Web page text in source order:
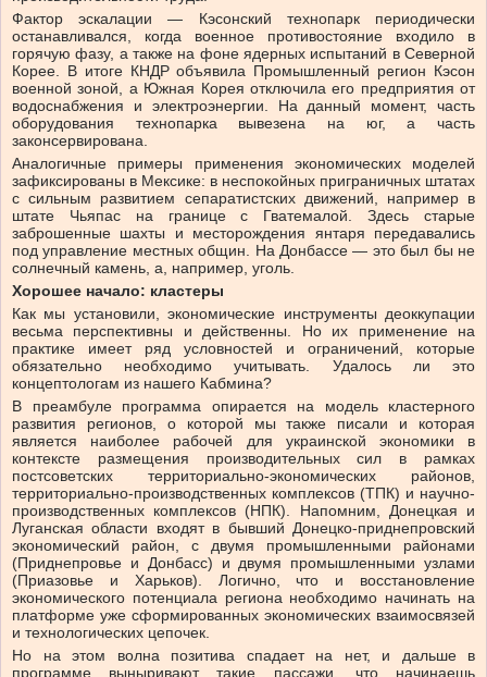
Фактор эскалации — Кэсонский технопарк периодически
останавливался, когда военное противостояние входило в
горячую фазу, а также на фоне ядерных испытаний в Северной
Корее. В итоге КНДР объявила Промышленный регион Кэсон
военной зоной, а Южная Корея отключила его предприятия от
водоснабжения и электроэнергии. На данный момент, часть
оборудования технопарка вывезена на юг, а часть
законсервирована.
Аналогичные примеры применения экономических моделей
зафиксированы в Мексике: в неспокойных приграничных штатах
с сильным развитием сепаратистских движений, например в
штате Чьяпас на границе с Гватемалой. Здесь старые
заброшенные шахты и месторождения янтаря передавались
под управление местных общин. На Донбассе — это был бы не
солнечный камень, а, например, уголь.
Хорошее начало: кластеры
Как мы установили, экономические инструменты деоккупации
весьма перспективны и действенны. Но их применение на
практике имеет ряд условностей и ограничений, которые
обязательно необходимо учитывать. Удалось ли это
концептологам из нашего Кабмина?
В преамбуле программа опирается на модель кластерного
развития регионов, о которой мы также писали и которая
является наиболее рабочей для украинской экономики в
контексте размещения производительных сил в рамках
постсоветских территориально-экономических районов,
территориально-производственных комплексов (ТПК) и научно-
производственных комплексов (НПК). Напомним, Донецкая и
Луганская области входят в бывший Донецко-приднепровский
экономический район, с двумя промышленными районами
(Приднепровье и Донбасс) и двумя промышленными узлами
(Приазовье и Харьков). Логично, что и восстановление
экономического потенциала региона необходимо начинать на
платформе уже сформированных экономических взаимосвязей
и технологических цепочек.
Но на этом волна позитива спадает на нет, и дальше в
программе выныривают такие пассажи, что начинаешь